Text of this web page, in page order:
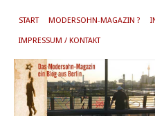
START MODERSOHN-MAGAZIN ?
IMPRESSUM / KONTAKT